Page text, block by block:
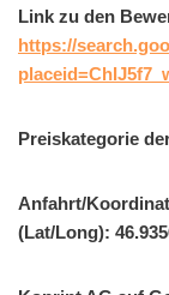
Link zu den
https://
Preiskategorie
Anfahrt/
(Lat/Long):